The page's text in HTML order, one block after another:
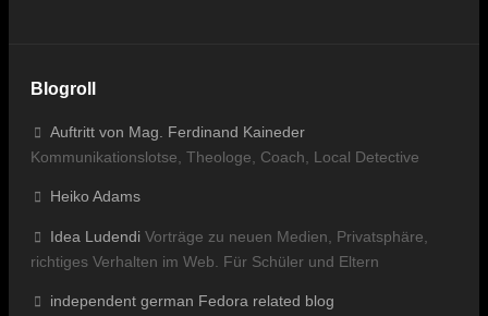
Blogroll
Auftritt von Mag. Ferdinand Kaineder
Kommunikationslotse, Theologe, Coach, Local Detective
Heiko Adams
Idea Ludendi Vorträge zu neuen Medien, Privatsphäre,
richtiges Verhalten im Web. Für Schüler und Eltern
independent german Fedora related blog